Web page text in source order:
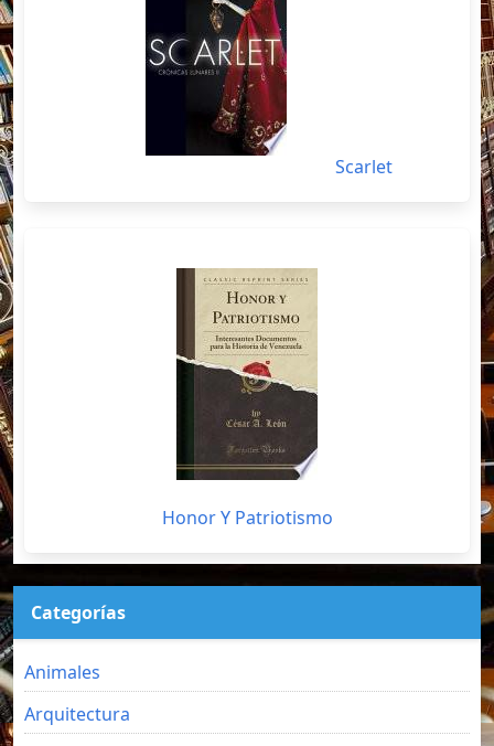
Scarlet
Honor Y Patriotismo
Categorías
Animales
Arquitectura